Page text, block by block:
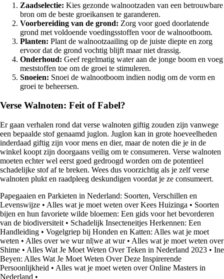
Zaadselectie: Kies gezonde walnootzaden van een betrouwbare
bron om de beste groeikansen te garanderen.
Voorbereiding van de grond: Zorg voor goed doorlatende
grond met voldoende voedingsstoffen voor de walnootboom.
Planten: Plant de walnootzaailing op de juiste diepte en zorg
ervoor dat de grond vochtig blijft maar niet drassig.
Onderhoud: Geef regelmatig water aan de jonge boom en voeg
meststoffen toe om de groei te stimuleren.
Snoeien: Snoei de walnootboom indien nodig om de vorm en
groei te beheersen.
Verse Walnoten: Feit of Fabel?
Er gaan verhalen rond dat verse walnoten giftig zouden zijn vanwege
een bepaalde stof genaamd juglon. Juglon kan in grote hoeveelheden
inderdaad giftig zijn voor mens en dier, maar de noten die je in de
winkel koopt zijn doorgaans veilig om te consumeren. Verse walnoten
moeten echter wel eerst goed gedroogd worden om de potentieel
schadelijke stof af te breken. Wees dus voorzichtig als je zelf verse
walnoten plukt en raadpleeg deskundigen voordat je ze consumeert.
Papegaaien en Parkieten in Nederland: Soorten, Verschillen en
Levenswijze • Alles wat je moet weten over Kees Huizinga • Soorten
bijen en hun favoriete wilde bloemen: Een gids voor het bevorderen
van de biodiversiteit • Schadelijk Insecteneitjes Herkennen: Een
Handleiding • Vogelgriep bij Honden en Katten: Alles wat je moet
weten • Alles over we wur nl|we at wur• Alles wat je moet weten over
Shime • Alles Wat Je Moet Weten Over Teken in Nederland 2023 • Ine
Beyen: Alles Wat Je Moet Weten Over Deze Inspirerende
Persoonlijkheid • Alles wat je moet weten over Online Masters in
Nederland •